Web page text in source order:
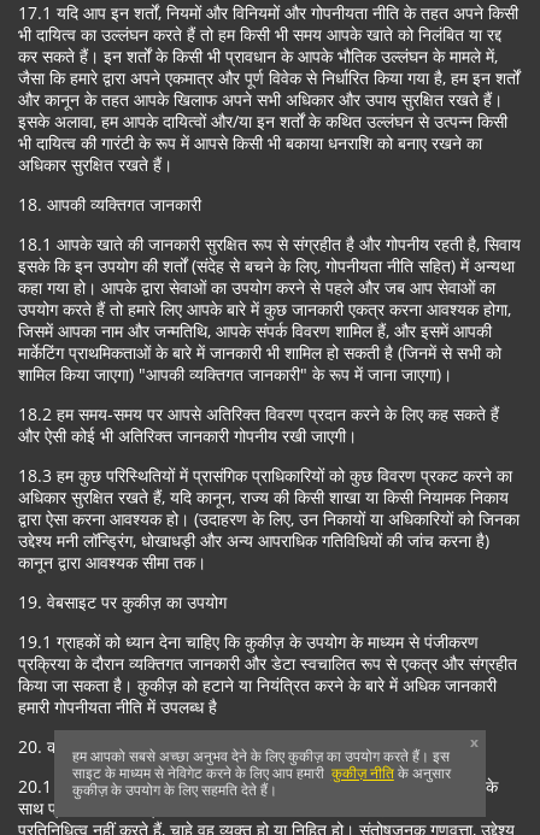
17.1 यदि आप इन शर्तों, नियमों और विनियमों और गोपनीयता नीति के तहत अपने किसी
भी दायित्व का उल्लंघन करते हैं तो हम किसी भी समय आपके खाते को निलंबित या रद्द
कर सकते हैं। इन शर्तों के किसी भी प्रावधान के आपके भौतिक उल्लंघन के मामले में,
जैसा कि हमारे द्वारा अपने एकमात्र और पूर्ण विवेक से निर्धारित किया गया है, हम इन शर्तों
और कानून के तहत आपके खिलाफ अपने सभी अधिकार और उपाय सुरक्षित रखते हैं।
इसके अलावा, हम आपके दायित्वों और/या इन शर्तों के कथित उल्लंघन से उत्पन्न किसी
भी दायित्व की गारंटी के रूप में आपसे किसी भी बकाया धनराशि को बनाए रखने का
अधिकार सुरक्षित रखते हैं।
18. आपकी व्यक्तिगत जानकारी
18.1 आपके खाते की जानकारी सुरक्षित रूप से संग्रहीत है और गोपनीय रहती है, सिवाय
इसके कि इन उपयोग की शर्तों (संदेह से बचने के लिए, गोपनीयता नीति सहित) में अन्यथा
कहा गया हो। आपके द्वारा सेवाओं का उपयोग करने से पहले और जब आप सेवाओं का
उपयोग करते हैं तो हमारे लिए आपके बारे में कुछ जानकारी एकत्र करना आवश्यक होगा,
जिसमें आपका नाम और जन्मतिथि, आपके संपर्क विवरण शामिल हैं, और इसमें आपकी
मार्केटिंग प्राथमिकताओं के बारे में जानकारी भी शामिल हो सकती है (जिनमें से सभी को
शामिल किया जाएगा) "आपकी व्यक्तिगत जानकारी" के रूप में जाना जाएगा)।
18.2 हम समय-समय पर आपसे अतिरिक्त विवरण प्रदान करने के लिए कह सकते हैं
और ऐसी कोई भी अतिरिक्त जानकारी गोपनीय रखी जाएगी।
18.3 हम कुछ परिस्थितियों में प्रासंगिक प्राधिकारियों को कुछ विवरण प्रकट करने का
अधिकार सुरक्षित रखते हैं, यदि कानून, राज्य की किसी शाखा या किसी नियामक निकाय
द्वारा ऐसा करना आवश्यक हो। (उदाहरण के लिए, उन निकायों या अधिकारियों को जिनका
उद्देश्य मनी लॉन्ड्रिंग, धोखाधड़ी और अन्य आपराधिक गतिविधियों की जांच करना है)
कानून द्वारा आवश्यक सीमा तक।
19. वेबसाइट पर कुकीज़ का उपयोग
19.1 ग्राहकों को ध्यान देना चाहिए कि कुकीज़ के उपयोग के माध्यम से पंजीकरण
प्रक्रिया के दौरान व्यक्तिगत जानकारी और डेटा स्वचालित रूप से एकत्र और संग्रहीत
किया जा सकता है। कुकीज़ को हटाने या नियंत्रित करने के बारे में अधिक जानकारी
हमारी गोपनीयता नीति में उपलब्ध है
20. कोई वारंटी नहीं
20.1 हम हमारे द्वारा उपयोग की जाने वाली सेवाओं को उचित कौशल और देखभाल के
साथ प्रदान करने का प्रयास करेंगे। हम सेवाओं के संबंध में कोई और वारंटी या
प्रतिनिधित्व नहीं करते हैं, चाहे वह व्यक्त हो या निहित हो। संतोषजनक गुणवत्ता, उद्देश्य
हम आपको सबसे अच्छा अनुभव देने के लिए कुकीज़ का उपयोग करते हैं। इस
साइट के माध्यम से नेविगेट करने के लिए आप हमारी कुकीज़ नीतिके अनुसार
कुकीज़ के उपयोग के लिए सहमति देते हैं।
x